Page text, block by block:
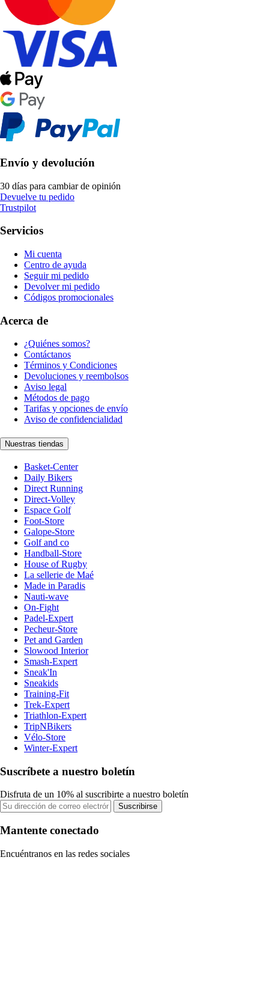
Envío y devolución
30 días para cambiar de opinión
Devuelve tu pedido
Trustpilot
Servicios
Mi cuenta
Centro de ayuda
Seguir mi pedido
Devolver mi pedido
Códigos promocionales
Acerca de
¿Quiénes somos?
Contáctanos
Términos y Condiciones
Devoluciones y reembolsos
Aviso legal
Métodos de pago
Tarifas y opciones de envío
Aviso de confidencialidad
Nuestras tiendas
Basket-Center
Daily Bikers
Direct Running
Direct-Volley
Espace Golf
Foot-Store
Galope-Store
Golf and co
Handball-Store
House of Rugby
La sellerie de Maé
Made in Paradis
Nauti-wave
On-Fight
Padel-Expert
Pecheur-Store
Pet and Garden
Slowood Interior
Smash-Expert
Sneak'In
Sneakids
Training-Fit
Trek-Expert
Triathlon-Expert
TripNBikers
Vélo-Store
Winter-Expert
Suscríbete a nuestro boletín
Disfruta de un 10% al suscribirte a nuestro boletín
Suscribirse
Mantente conectado
Encuéntranos en las redes sociales